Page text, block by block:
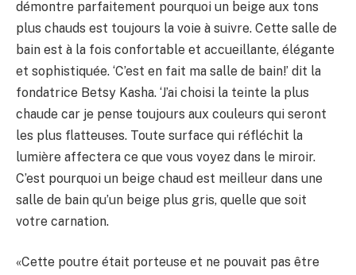
démontre parfaitement pourquoi un beige aux tons
plus chauds est toujours la voie à suivre. Cette salle de
bain est à la fois confortable et accueillante, élégante
et sophistiquée. ‘C’est en fait ma salle de bain!’ dit la
fondatrice Betsy Kasha. ‘J’ai choisi la teinte la plus
chaude car je pense toujours aux couleurs qui seront
les plus flatteuses. Toute surface qui réfléchit la
lumière affectera ce que vous voyez dans le miroir.
C’est pourquoi un beige chaud est meilleur dans une
salle de bain qu’un beige plus gris, quelle que soit
votre carnation.
«Cette poutre était porteuse et ne pouvait pas être